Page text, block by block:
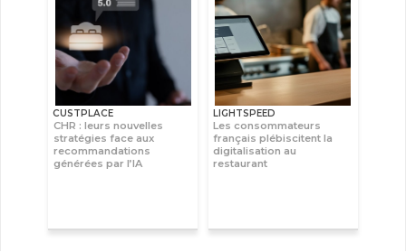
CUSTPLACE
CHR : leurs nouvelles
stratégies face aux
recommandations
générées par l’IA
LIGHTSPEED
Les consommateurs
français plébiscitent la
digitalisation au
restaurant